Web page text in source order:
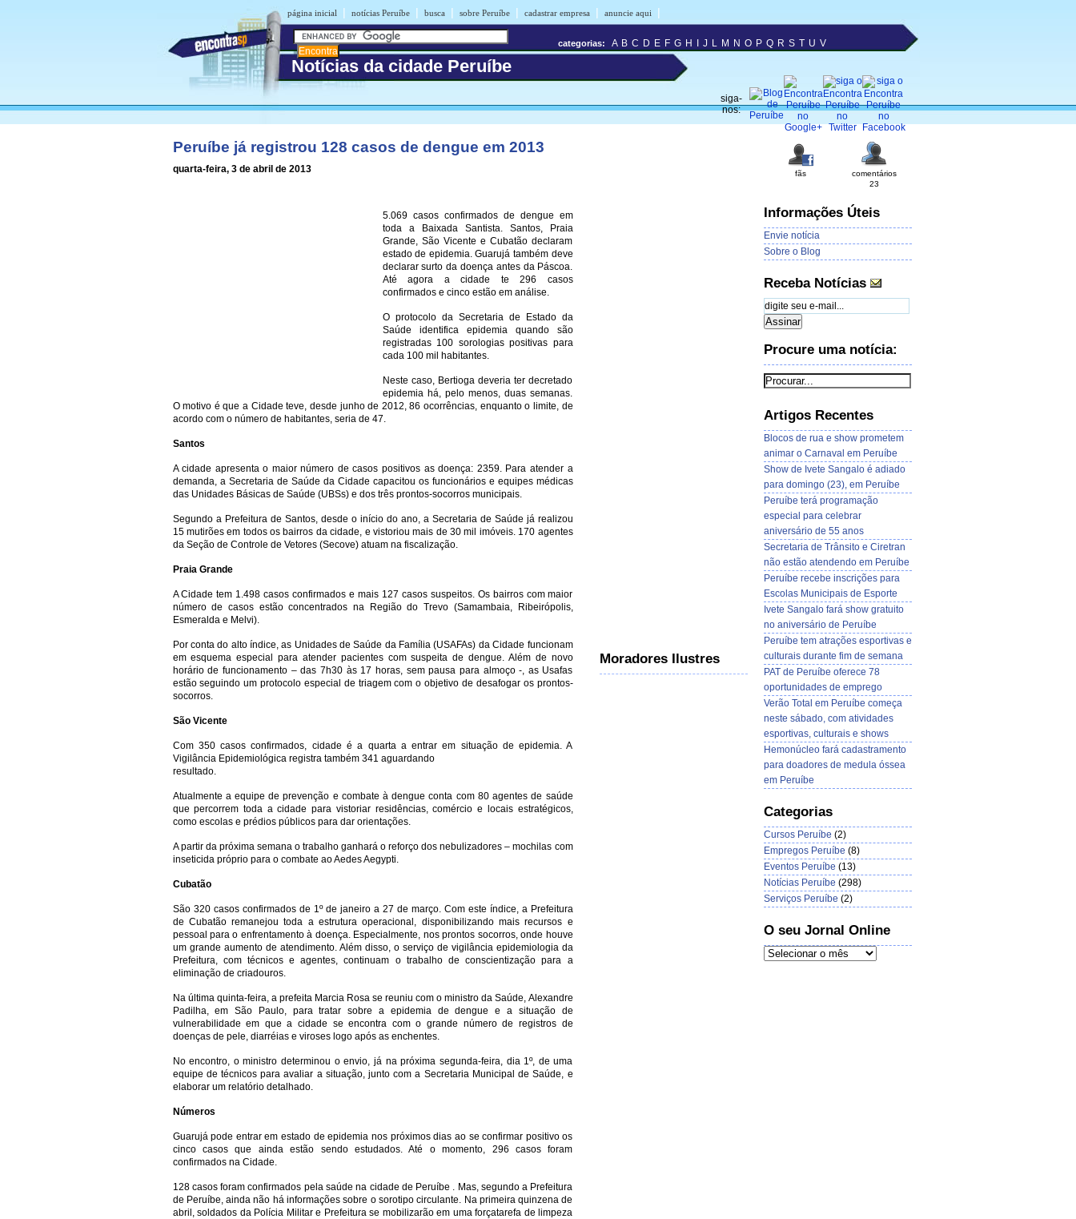
página inicial | notícias Peruíbe | busca | sobre Peruíbe | cadastrar empresa | anuncie aqui |
Notícias da cidade Peruíbe
siga-
nos:
categorias: A B C D E F G H J L M N O P Q R S T U V
Peruíbe já registrou 128 casos de dengue em 2013
quarta-feira, 3 de abril de 2013
5.069 casos confirmados de dengue em
toda a Baixada Santista. Santos, Praia
Grande, São Vicente e Cubatão declaram
estado de epidemia. Guarujá também deve
declarar surto da doença antes da Páscoa.
Até agora a cidade te 296 casos
confirmados e cinco estão em análise.
O protocolo da Secretaria de Estado da
Saúde identifica epidemia quando são
registradas 100 sorologias positivas para
cada 100 mil habitantes.
Neste caso, Bertioga deveria ter decretado
epidemia há, pelo menos, duas semanas.
O motivo é que a Cidade teve, desde junho de 2012, 86 ocorrências, enquanto o limite, de
acordo com o número de habitantes, seria de 47.
Santos
A cidade apresenta o maior número de casos positivos as doença: 2359. Para atender a
demanda, a Secretaria de Saúde da Cidade capacitou os funcionários e equipes médicas
das Unidades Básicas de Saúde (UBSs) e dos três prontos-socorros municipais.
Segundo a Prefeitura de Santos, desde o início do ano, a Secretaria de Saúde já realizou
15 mutirões em todos os bairros da cidade, e vistoriou mais de 30 mil imóveis. 170 agentes
da Seção de Controle de Vetores (Secove) atuam na fiscalização.
Praia Grande
A Cidade tem 1.498 casos confirmados e mais 127 casos suspeitos. Os bairros com maior
número de casos estão concentrados na Região do Trevo (Samambaia, Ribeirópolis,
Esmeralda e Melvi).
Por conta do alto índice, as Unidades de Saúde da Família (USAFAs) da Cidade funcionam
em esquema especial para atender pacientes com suspeita de dengue. Além de novo
horário de funcionamento – das 7h30 às 17 horas, sem pausa para almoço -, as Usafas
estão seguindo um protocolo especial de triagem com o objetivo de desafogar os prontos-
socorros.
São Vicente
Com 350 casos confirmados, cidade é a quarta a entrar em situação de epidemia. A
Vigilância Epidemiológica registra também 341 aguardando
resultado.
Atualmente a equipe de prevenção e combate à dengue conta com 80 agentes de saúde
que percorrem toda a cidade para vistoriar residências, comércio e locais estratégicos,
como escolas e prédios públicos para dar orientações.
A partir da próxima semana o trabalho ganhará o reforço dos nebulizadores – mochilas com
inseticida próprio para o combate ao Aedes Aegypti.
Cubatão
São 320 casos confirmados de 1º de janeiro a 27 de março. Com este índice, a Prefeitura
de Cubatão remanejou toda a estrutura operacional, disponibilizando mais recursos e
pessoal para o enfrentamento à doença. Especialmente, nos prontos socorros, onde houve
um grande aumento de atendimento. Além disso, o serviço de vigilância epidemiologia da
Prefeitura, com técnicos e agentes, continuam o trabalho de conscientização para a
eliminação de criadouros.
Na última quinta-feira, a prefeita Marcia Rosa se reuniu com o ministro da Saúde, Alexandre
Padilha, em São Paulo, para tratar sobre a epidemia de dengue e a situação de
vulnerabilidade em que a cidade se encontra com o grande número de registros de
doenças de pele, diarréias e viroses logo após as enchentes.
No encontro, o ministro determinou o envio, já na próxima segunda-feira, dia 1º, de uma
equipe de técnicos para avaliar a situação, junto com a Secretaria Municipal de Saúde, e
elaborar um relatório detalhado.
Números
Guarujá pode entrar em estado de epidemia nos próximos dias ao se confirmar positivo os
cinco casos que ainda estão sendo estudados. Até o momento, 296 casos foram
confirmados na Cidade.
128 casos foram confirmados pela saúde na cidade de Peruíbe . Mas, segundo a Prefeitura
de Peruíbe, ainda não há informações sobre o sorotipo circulante. Na primeira quinzena de
abril, soldados da Polícia Militar e Prefeitura se mobilizarão em uma forçatarefa de limpeza
Moradores Ilustres
fãs
comentários
23
Informações Úteis
Envie notícia
Sobre o Blog
Receba Notícias
Procure uma notícia:
Artigos Recentes
Blocos de rua e show prometem
animar o Carnaval em Peruíbe
Show de Ivete Sangalo é adiado
para domingo (23), em Peruíbe
Peruíbe terá programação
especial para celebrar
aniversário de 55 anos
Secretaria de Trânsito e Ciretran
não estão atendendo em Peruíbe
Peruíbe recebe inscrições para
Escolas Municipais de Esporte
Ivete Sangalo fará show gratuito
no aniversário de Peruíbe
Peruíbe tem atrações esportivas e
culturais durante fim de semana
PAT de Peruíbe oferece 78
oportunidades de emprego
Verão Total em Peruíbe começa
neste sábado, com atividades
esportivas, culturais e shows
Hemonúcleo fará cadastramento
para doadores de medula óssea
em Peruíbe
Categorias
Cursos Peruíbe (2)
Empregos Peruíbe (8)
Eventos Peruíbe (13)
Notícias Peruíbe (298)
Serviços Peruíbe (2)
O seu Jornal Online